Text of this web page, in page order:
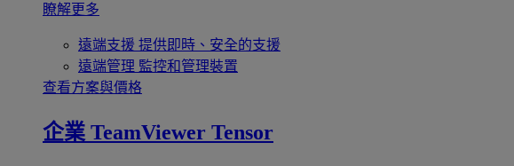
瞭解更多
遠端支援 提供即時、安全的支援
遠端管理 監控和管理裝置
查看方案與價格
企業 TeamViewer Tensor